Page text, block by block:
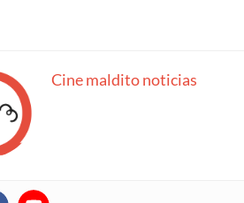
Cine maldito noticias